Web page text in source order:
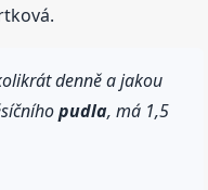
denně a jakou
pudla, má 1,5